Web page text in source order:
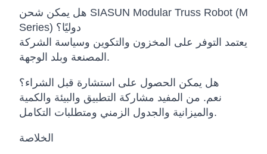
هل يمكن شحن SIASUN Modular Truss Robot (M
Series) دوليًا؟
يعتمد التوفر على المخزون والتكوين وسياسة الشركة
المصنعة وبلد الوجهة.
هل يمكن الحصول على استشارة قبل الشراء؟
نعم. من المفيد مشاركة التطبيق والبيئة والكمية
والميزانية والجدول الزمني ومتطلبات التكامل.
الخلاصة